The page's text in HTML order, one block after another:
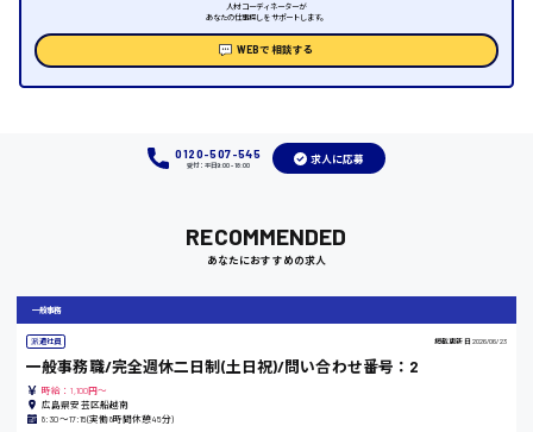
福岡県
大阪府
竹原市
時給1000円～
人材コーディネーターが
あなたの仕事探しをサポートします。
WEBで相談する
0120-507-545
受付：平日9:00 - 18:00
求人に応募
RECOMMENDED
あなたにおすすめの求人
一般事務
派遣社員 掲載更新日 2026/06/23
一般事務職/完全週休二日制(土日祝)/問い合わせ番号：2
時給：1,100円～
広島県安芸区船越南
8:30〜17:15(実働8時間休憩45分)